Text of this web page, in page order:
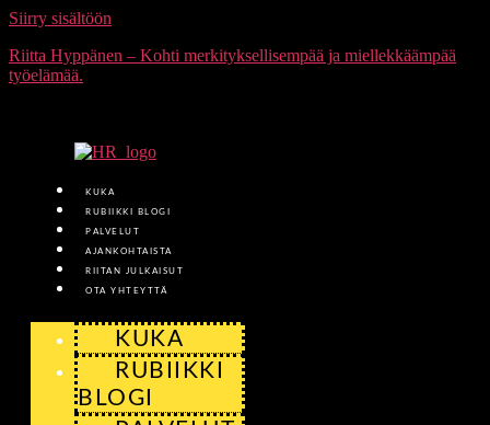
Siirry sisältöön
Riitta Hyppänen – Kohti merkityksellisempää ja miellekkäämpää
työelämää.
KUKA
RUBIIKKI BLOGI
PALVELUT
AJANKOHTAISTA
RIITAN JULKAISUT
OTA YHTEYTTÄ
KUKA
RUBIIKKI
BLOGI